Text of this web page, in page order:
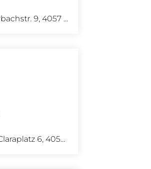
St. Joseph, Amerbachstr. 9, 4057 Basel
St. Clara, Kirche, Claraplatz 6, 4058 Basel